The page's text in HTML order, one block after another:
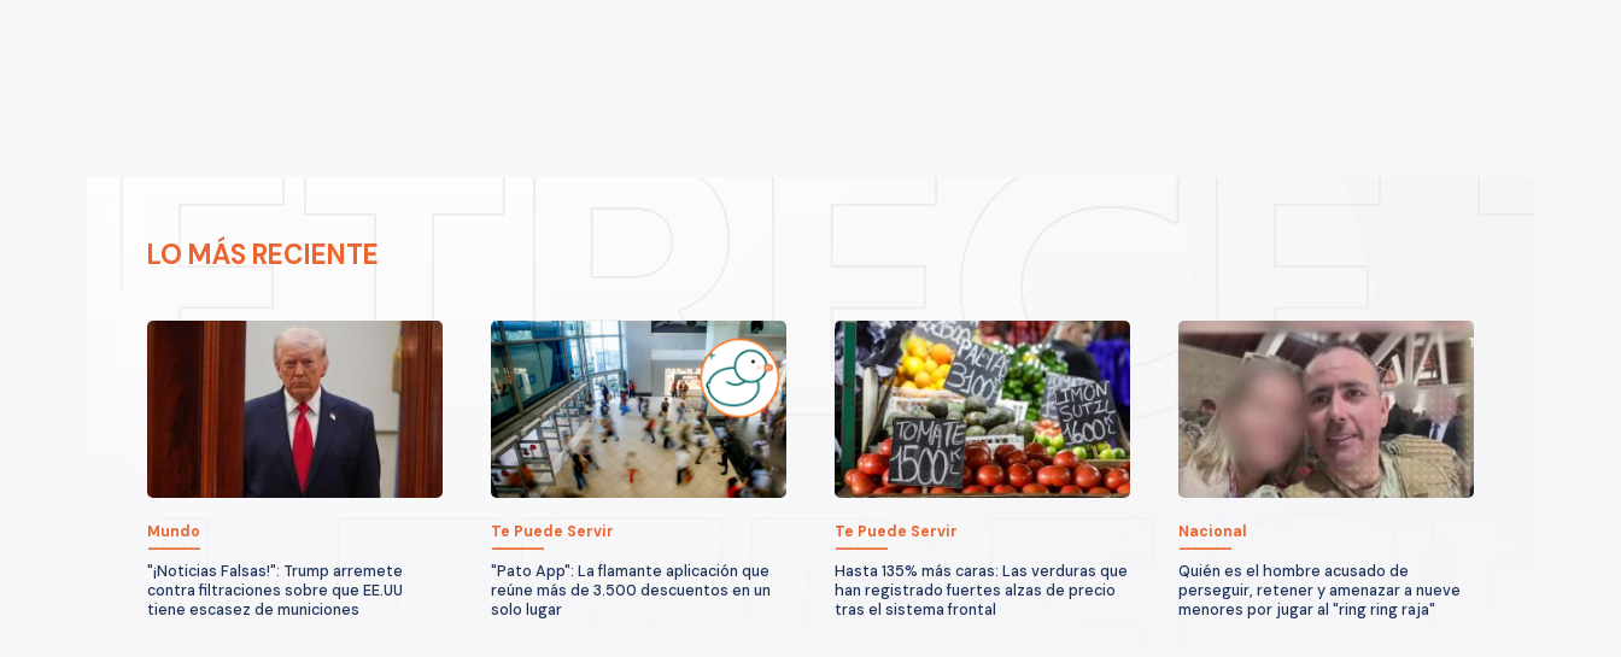
LO MÁS RECIENTE
Mundo
"¡Noticias Falsas!": Trump arremete
contra filtraciones sobre que EE.UU
tiene escasez de municiones
Te Puede Servir
"Pato App": La flamante aplicación que
reúne más de 3.500 descuentos en un
solo lugar
Te Puede Servir
Hasta 135% más caras: Las verduras que
han registrado fuertes alzas de precio
tras el sistema frontal
Nacional
Quién es el hombre acusado de
perseguir, retener y amenazar a nueve
menores por jugar al "ring ring raja"